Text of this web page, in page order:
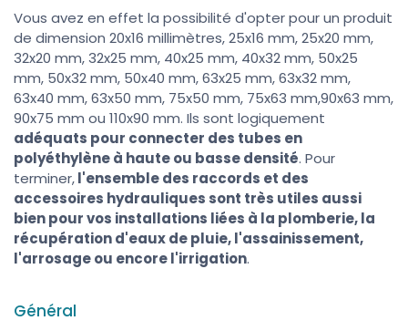
Vous avez en effet la possibilité d'opter pour un produit
de dimension 20x16 millimètres, 25x16 mm, 25x20 mm,
32x20 mm, 32x25 mm, 40x25 mm, 40x32 mm, 50x25
mm, 50x32 mm, 50x40 mm, 63x25 mm, 63x32 mm,
63x40 mm, 63x50 mm, 75x50 mm, 75x63 mm,90x63 mm,
90x75 mm ou 110x90 mm. Ils sont logiquement
adéquats pour connecter des tubes en
polyéthylène à haute ou basse densité. Pour
terminer,l'ensemble des raccords et des
accessoires hydrauliques sont très utiles aussi
bien pour vos installations liées à la plomberie, la
récupération d'eaux de pluie, l'assainissement,
l'arrosage ou encore l'irrigation.
Général